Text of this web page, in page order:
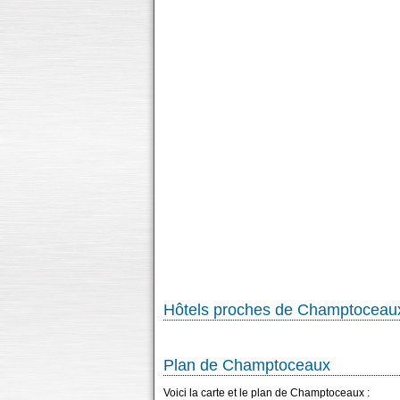
Hôtels proches de
Plan de Champtoceaux
Voici la carte et le plan de Champtoceaux :